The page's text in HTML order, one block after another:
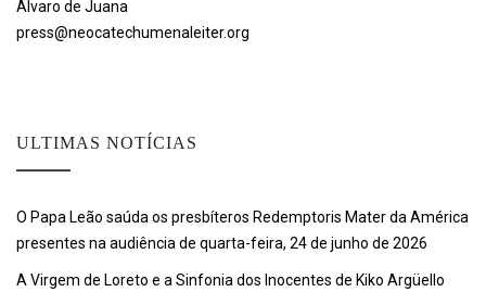
Álvaro de Juana
press@neocatechumenaleiter.org
ULTIMAS NOTÍCIAS
O Papa Leão saúda os presbíteros Redemptoris Mater da América
presentes na audiência de quarta-feira, 24 de junho de 2026
A Virgem de Loreto e a Sinfonia dos Inocentes de Kiko Argüello